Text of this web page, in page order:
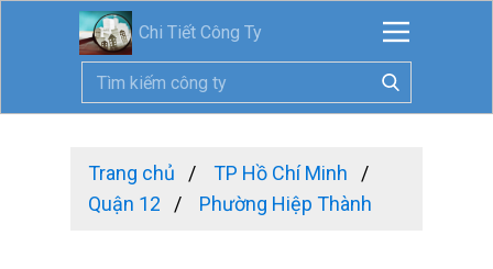
Chi Tiết Công Ty
Trang chủ
TP Hồ Chí Minh
Quận 12
Phường Hiệp Thành